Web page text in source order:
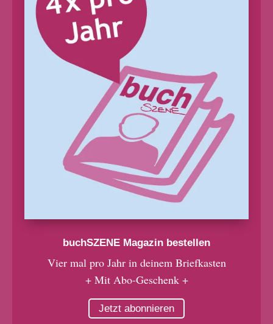
buchSZENE Magazin bestellen
Vier mal pro Jahr in deinem Briefkasten
+ Mit Abo-Geschenk +
Jetzt abonnieren